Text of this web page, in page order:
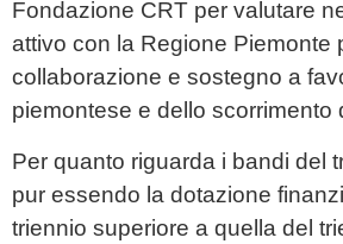
Fondazione CRT per valutare
attivo con la Regione Piemonte
collaborazione e sostegno a
piemontese e dello scorrimento
Per quanto riguarda i bandi del
pur essendo la dotazione
triennio superiore a quella del